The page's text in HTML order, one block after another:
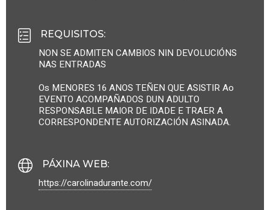
REQUISITOS:
NON SE ADMITEN CAMBIOS NIN DEVOLUCIÓNS
NAS ENTRADAS
Os MENORES 16 ANOS TEÑEN QUE ASISTIR Ao
EVENTO ACOMPAÑADOS DUN ADULTO
RESPONSABLE MAIOR DE IDADE E TRAER A
CORRESPONDENTE AUTORIZACIÓN ASINADA.
PÁXINA WEB:
https://carolinadurante.com/